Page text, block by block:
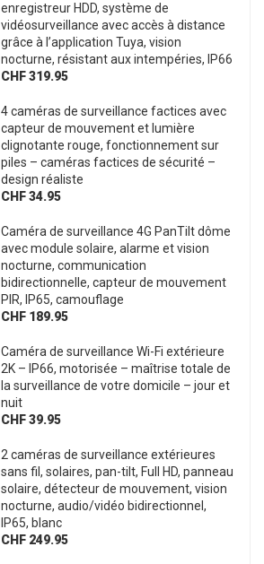
enregistreur HDD, système de
vidéosurveillance avec accès à distance
grâce à l’application Tuya, vision
nocturne, résistant aux intempéries, IP66
CHF 319.95
4 caméras de surveillance factices avec
capteur de mouvement et lumière
clignotante rouge, fonctionnement sur
piles – caméras factices de sécurité –
design réaliste
CHF 34.95
Caméra de surveillance 4G PanTilt dôme
avec module solaire, alarme et vision
nocturne, communication
bidirectionnelle, capteur de mouvement
PIR, IP65, camouflage
CHF 189.95
Caméra de surveillance Wi-Fi extérieure
2K – IP66, motorisée – maîtrise totale de
la surveillance de votre domicile – jour et
nuit
CHF 39.95
2 caméras de surveillance extérieures
sans fil, solaires, pan-tilt, Full HD, panneau
solaire, détecteur de mouvement, vision
nocturne, audio/vidéo bidirectionnel,
IP65, blanc
CHF 249.95